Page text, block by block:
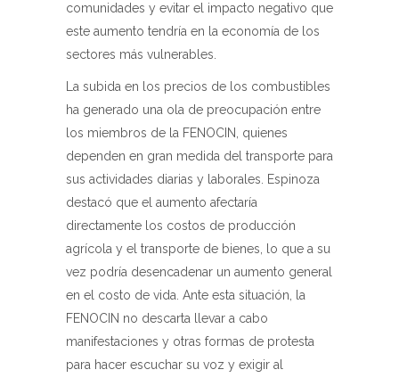
comunidades y evitar el impacto negativo que
este aumento tendría en la economía de los
sectores más vulnerables.
La subida en los precios de los combustibles
ha generado una ola de preocupación entre
los miembros de la FENOCIN, quienes
dependen en gran medida del transporte para
sus actividades diarias y laborales. Espinoza
destacó que el aumento afectaría
directamente los costos de producción
agrícola y el transporte de bienes, lo que a su
vez podría desencadenar un aumento general
en el costo de vida. Ante esta situación, la
FENOCIN no descarta llevar a cabo
manifestaciones y otras formas de protesta
para hacer escuchar su voz y exigir al